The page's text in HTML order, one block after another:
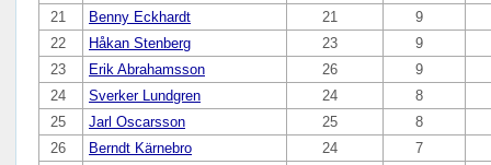
21
Benny Eckhardt 21
9
22
Håkan Stenberg 23
9
23
Erik Abrahamsson 26
9
24
Sverker Lundgren 24
8
25
Jarl Oscarsson 25
8
26
Berndt Kärnebro 24
7